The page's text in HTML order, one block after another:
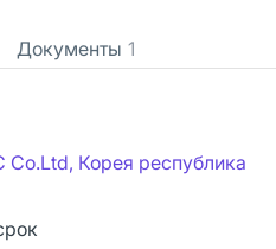
Документы 1
Co.Ltd, Корея республика